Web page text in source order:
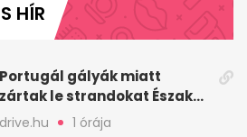
HÍR
Portugál gályák miatt
zártak le strandokat Észak-
Spanyolországban
drive.hu 1 órája